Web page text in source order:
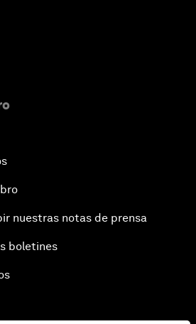
nuestras notas de prensa
boletines